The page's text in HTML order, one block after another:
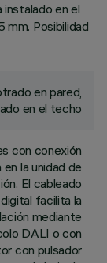
en el
Posibilidad
en pared,
en el techo
con conexión
en la unidad de
El cableado
facilita la
mediante
DALI o con
con pulsador